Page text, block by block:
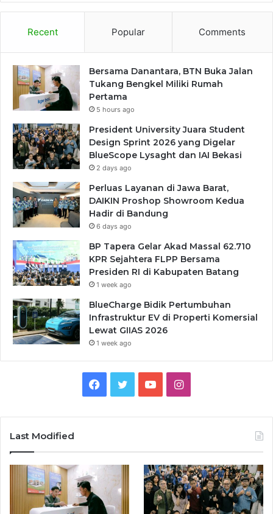
Recent Popular Comments
Bersama Danantara, BTN Buka Jalan
Tukang Bengkel Miliki Rumah
Pertama
5 hours ago
President University Juara Student
Design Sprint 2026 yang Digelar
BlueScope Lysaght dan IAI Bekasi
2 days ago
Perluas Layanan di Jawa Barat,
DAIKIN Proshop Showroom Kedua
Hadir di Bandung
6 days ago
BP Tapera Gelar Akad Massal 62.710
KPR Sejahtera FLPP Bersama
Presiden RI di Kabupaten Batang
1 week ago
BlueCharge Bidik Pertumbuhan
Infrastruktur EV di Properti Komersial
Lewat GIIAS 2026
1 week ago
Facebook
TwitterYouTubeInstagram
Last Modified